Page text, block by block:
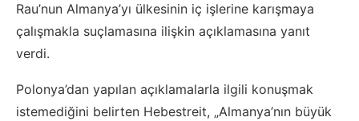
Rau’nun Almanya’yı ülkesinin iç işlerine karışmaya
çalışmakla suçlamasına ilişkin açıklamasına yanıt
verdi.
Polonya’dan yapılan açıklamalarla ilgili konuşmak
istemediğini belirten Hebestreit, „Almanya’nın büyük